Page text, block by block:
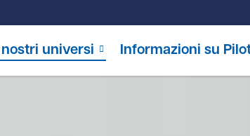
I nostri universi Informazioni su